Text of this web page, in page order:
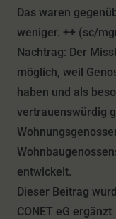
Das waren
weniger. ++ (sc/
Nachtrag: Der
möglich, weil
haben und als
vertrauenswürdig
entwickelt.
Dieser Beitrag
CONET eG ergänzt